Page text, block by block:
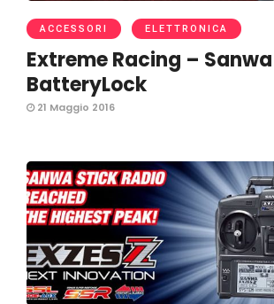
ACCESSORI ELETTRONICA
Extreme Racing – Sanwa
BatteryLock
21 Maggio 2016